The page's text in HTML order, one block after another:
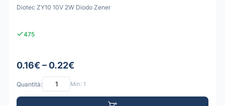
Diotec ZY10 10V 2W Diodo Zener
475
0.16€ – 0.22€
Quantità: Min: 1